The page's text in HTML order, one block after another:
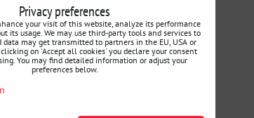
boulons.
Privacy preferences
your visit of this website, analyze its performance
its usage. We may use third-party tools and services to
data may get transmitted to partners in the EU, USA or
on 'Accept all cookies' you declare your consent
You may find detailed information or adjust your
preferences below.